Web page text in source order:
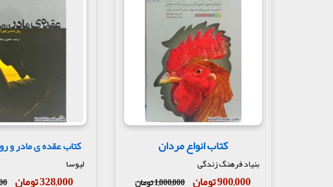
کتاب انواع مردان
بنیاد فرهنگ زندگی
900,000 تومان 1,000,000 تومان
کتاب عقده ی مادر و
لیوسا
328,000 تومان